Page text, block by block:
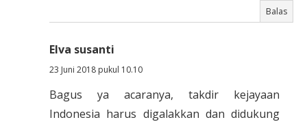
Balas
Elva susanti
23 Juni 2018 pukul 10.10
Bagus ya acaranya, takdir kejayaan
Indonesia harus digalakkan dan didukung